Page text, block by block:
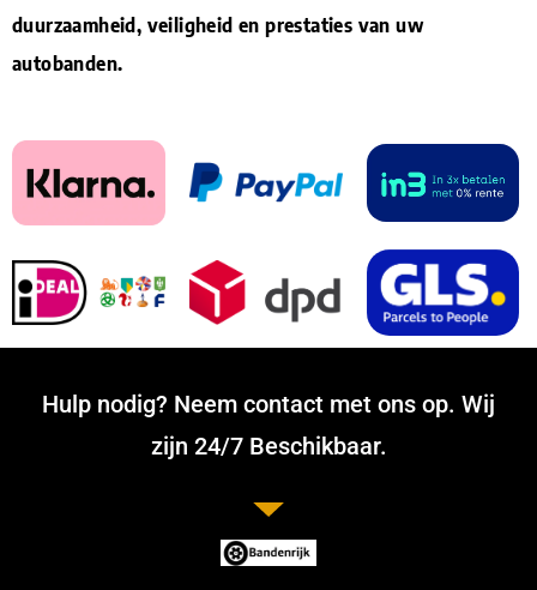
duurzaamheid, veiligheid en prestaties van uw
autobanden.
Hulp nodig? Neem contact met ons op. Wij
zijn 24/7 Beschikbaar.